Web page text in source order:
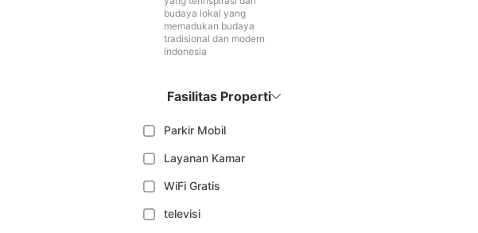
budaya lokal yang
memadukan budaya
tradisional dan modern
Indonesia
Fasilitas Properti
Parkir Mobil
Layanan Kamar
WiFi Gratis
televisi